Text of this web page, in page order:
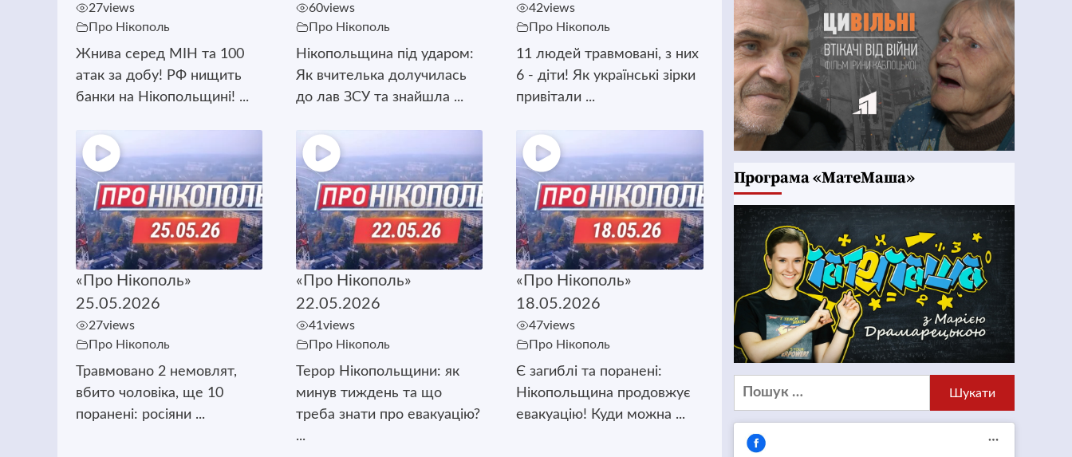
27views
Про Нікополь
Жнива серед МІН та 100
атак за добу! РФ нищить
банки на Нікопольщині! ...
60views
Про Нікополь
Нікопольщина під ударом:
Як вчителька долучилась
до лав ЗСУ та знайшла ...
42views
Про Нікополь
11 людей травмовані, з них
6 - діти! Як українські зірки
привітали ...
«Про Нікополь»
25.05.2026
27views
Про Нікополь
Травмовано 2 немовлят,
вбито чоловіка, ще 10
поранені: росіяни ...
«Про Нікополь»
22.05.2026
41views
Про Нікополь
Терор Нікопольщини: як
минув тиждень та що
треба знати про евакуацію?
...
«Про Нікополь»
18.05.2026
47views
Про Нікополь
Є загиблі та поранені:
Нікопольщина продовжує
евакуацію! Куди можна ...
Програма «МатеМаша»
Пошук: